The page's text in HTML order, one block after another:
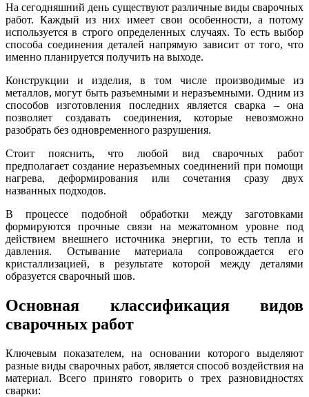
На сегодняшний день существуют различные виды сварочных
работ. Каждый из них имеет свои особенности, а потому
используется в строго определенных случаях. То есть выбор
способа соединения деталей напрямую зависит от того, что
именно планируется получить на выходе.
Конструкции и изделия, в том числе производимые из
металлов, могут быть разъемными и неразъемными. Одним из
способов изготовления последних является сварка – она
позволяет создавать соединения, которые невозможно
разобрать без одновременного разрушения.
Стоит пояснить, что любой вид сварочных работ
предполагает создание неразъемных соединений при помощи
нагрева, деформирования или сочетания сразу двух
названных подходов.
В процессе подобной обработки между заготовками
формируются прочные связи на межатомном уровне под
действием внешнего источника энергии, то есть тепла и
давления. Остывание материала сопровождается его
кристаллизацией, в результате которой между деталями
образуется сварочный шов.
Основная классификация видов
сварочных работ
Ключевым показателем, на основании которого выделяют
разные виды сварочных работ, является способ воздействия на
материал. Всего принято говорить о трех разновидностях
сварки: